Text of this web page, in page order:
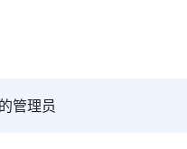
管理员